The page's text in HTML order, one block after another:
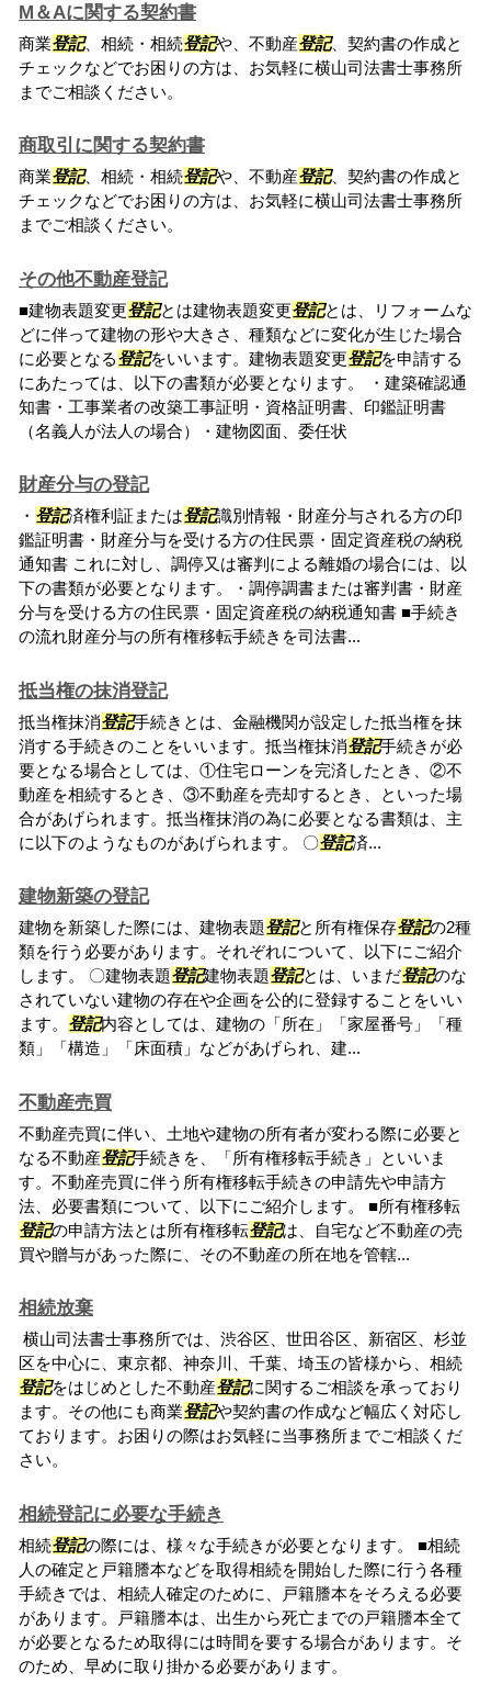
M＆Aに関する契約書
商業登記、相続・相続登記や、不動産登記、契約書の作成と
チェックなどでお困りの方は、お気軽に横山司法書士事務所
までご相談ください。
商取引に関する契約書
商業登記、相続・相続登記や、不動産登記、契約書の作成と
チェックなどでお困りの方は、お気軽に横山司法書士事務所
までご相談ください。
その他不動産登記
■建物表題変更登記とは建物表題変更登記とは、リフォームな
どに伴って建物の形や大きさ、種類などに変化が生じた場合
に必要となる登記をいいます。建物表題変更登記を申請する
にあたっては、以下の書類が必要となります。 ・建築確認通
知書・工事業者の改築工事証明・資格証明書、印鑑証明書
（名義人が法人の場合）・建物図面、委任状
財産分与の登記
・ 登記済権利証または登記識別情報・財産分与される方の印
鑑証明書・財産分与を受ける方の住民票・固定資産税の納税
通知書 これに対し、調停又は審判による離婚の場合には、以
下の書類が必要となります。・調停調書または審判書・財産
分与を受ける方の住民票・固定資産税の納税通知書 ■手続き
の流れ財産分与の所有権移転手続きを司法書...
抵当権の抹消登記
抵当権抹消登記手続きとは、金融機関が設定した抵当権を抹
消する手続きのことをいいます。抵当権抹消登記手続きが必
要となる場合としては、①住宅ローンを完済したとき、②不
動産を相続するとき、③不動産を売却するとき、といった場
合があげられます。抵当権抹消の為に必要となる書類は、主
に以下のようなものがあげられます。 〇登記済...
建物新築の登記
建物を新築した際には、建物表題登記と所有権保存登記の2種
類を行う必要があります。それぞれについて、以下にご紹介
します。 〇建物表題登記建物表題登記とは、いまだ登記のな
されていない建物の存在や企画を公的に登録することをいい
ます。 登記内容としては、建物の「所在」「家屋番号」「種
類」「構造」「床面積」などがあげられ、建...
不動産売買
不動産売買に伴い、土地や建物の所有者が変わる際に必要と
なる不動産登記手続きを、「所有権移転手続き」といいま
す。不動産売買に伴う所有権移転手続きの申請先や申請方
法、必要書類について、以下にご紹介します。 ■所有権移転
登記の申請方法とは所有権移転登記は、自宅など不動産の売
買や贈与があった際に、その不動産の所在地を管轄...
相続放棄
横山司法書士事務所では、渋谷区、世田谷区、新宿区、杉並
区を中心に、東京都、神奈川、千葉、埼玉の皆様から、相続
登記をはじめとした不動産登記に関するご相談を承っており
ます。その他にも商業登記や契約書の作成など幅広く対応し
ております。お困りの際はお気軽に当事務所までご相談くだ
さい。
相続登記に必要な手続き
相続登記の際には、様々な手続きが必要となります。 ■相続
人の確定と戸籍謄本などを取得相続を開始した際に行う各種
手続きでは、相続人確定のために、戸籍謄本をそろえる必要
があります。戸籍謄本は、出生から死亡までの戸籍謄本全て
が必要となるため取得には時間を要する場合があります。そ
のため、早めに取り掛かる必要があります。